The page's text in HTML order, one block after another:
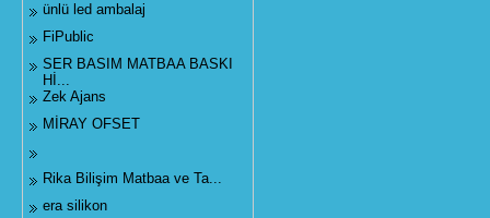
ünlü led ambalaj
FiPublic
SER BASIM MATBAA BASKI
Hİ...
Zek Ajans
MİRAY OFSET
Rika Bilişim Matbaa ve Ta...
era silikon